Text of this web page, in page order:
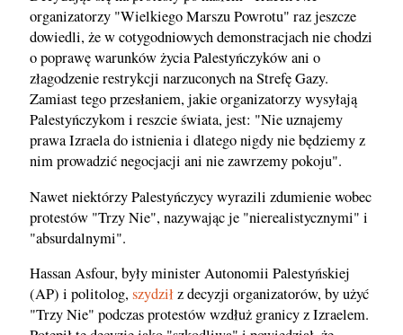
organizatorzy "Wielkiego Marszu Powrotu" raz jeszcze
dowiedli, że w cotygodniowych demonstracjach nie chodzi
o poprawę warunków życia Palestyńczyków ani o
złagodzenie restrykcji narzuconych na Strefę Gazy.
Zamiast tego przesłaniem, jakie organizatorzy wysyłają
Palestyńczykom i reszcie świata, jest: "Nie uznajemy
prawa Izraela do istnienia i dlatego nigdy nie będziemy z
nim prowadzić negocjacji ani nie zawrzemy pokoju".
Nawet niektórzy Palestyńczycy wyrazili zdumienie wobec
protestów "Trzy Nie", nazywając je "nierealistycznymi" i
"absurdalnymi".
Hassan Asfour, były minister Autonomii Palestyńskiej
(AP) i politolog,szydziłz decyzji organizatorów, by użyć
"Trzy Nie" podczas protestów wzdłuż granicy z Izraelem.